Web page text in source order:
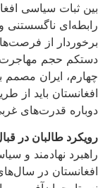
بین ثبات سیاسی
رابطه‌ای ناگسستنی
برخوردار از
دستکم حجم
چهارم، ایران
افغانستان باید از
دوباره قدرت‌های
رویکرد طالبان در
راهبرد نهادمند و
افغانستان در